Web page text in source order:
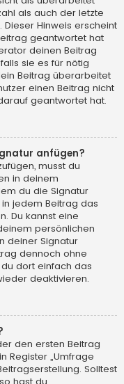
als auch der letzte
Hinweis erscheint
geantwortet hat
deinen Beitrag
sie es für nötig
Beitrag überarbeitet
einen Beitrag nicht
geantwortet hat.
anfügen?
musst du
in deinem
du die Signatur
jedem Beitrag das
Du kannst eine
persönlichen
deiner Signatur
dennoch ohne
dort einfach das
deaktivieren.
den ersten Beitrag
Register „Umfrage
Solltest